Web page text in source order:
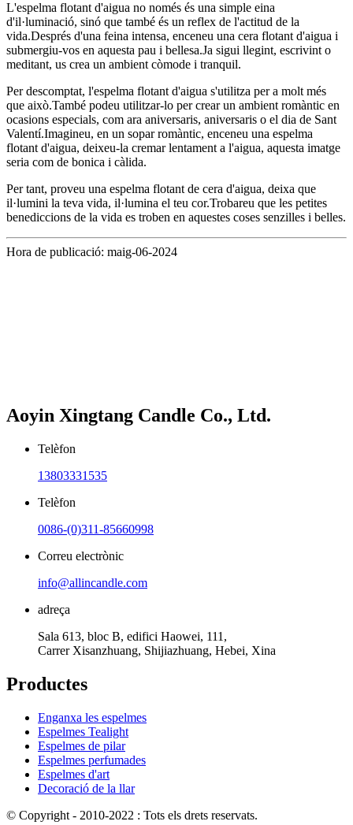
L'espelma flotant d'aigua no només és una simple eina
d'il·luminació, sinó que també és un reflex de l'actitud de la
vida.Després d'una feina intensa, enceneu una cera flotant d'aigua i
submergiu-vos en aquesta pau i bellesa.Ja sigui llegint, escrivint o
meditant, us crea un ambient còmode i tranquil.
Per descomptat, l'espelma flotant d'aigua s'utilitza per a molt més
que això.També podeu utilitzar-lo per crear un ambient romàntic en
ocasions especials, com ara aniversaris, aniversaris o el dia de Sant
Valentí.Imagineu, en un sopar romàntic, enceneu una espelma
flotant d'aigua, deixeu-la cremar lentament a l'aigua, aquesta imatge
seria com de bonica i càlida.
Per tant, proveu una espelma flotant de cera d'aigua, deixa que
il·lumini la teva vida, il·lumina el teu cor.Trobareu que les petites
benediccions de la vida es troben en aquestes coses senzilles i belles.
Hora de publicació: maig-06-2024
Aoyin Xingtang Candle Co., Ltd.
Telèfon
13803331535
Telèfon
0086-(0)311-85660998
Correu electrònic
info@allincandle.com
adreça
Sala 613, bloc B, edifici Haowei, 111,
Carrer Xisanzhuang, Shijiazhuang, Hebei, Xina
Productes
Enganxa les espelmes
Espelmes Tealight
Espelmes de pilar
Espelmes perfumades
Espelmes d'art
Decoració de la llar
© Copyright - 2010-2022 : Tots els drets reservats.